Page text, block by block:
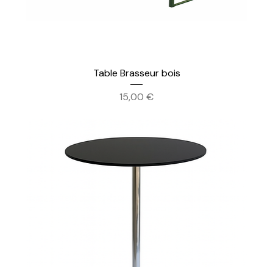
Table Brasseur bois
Prix
15,00 €